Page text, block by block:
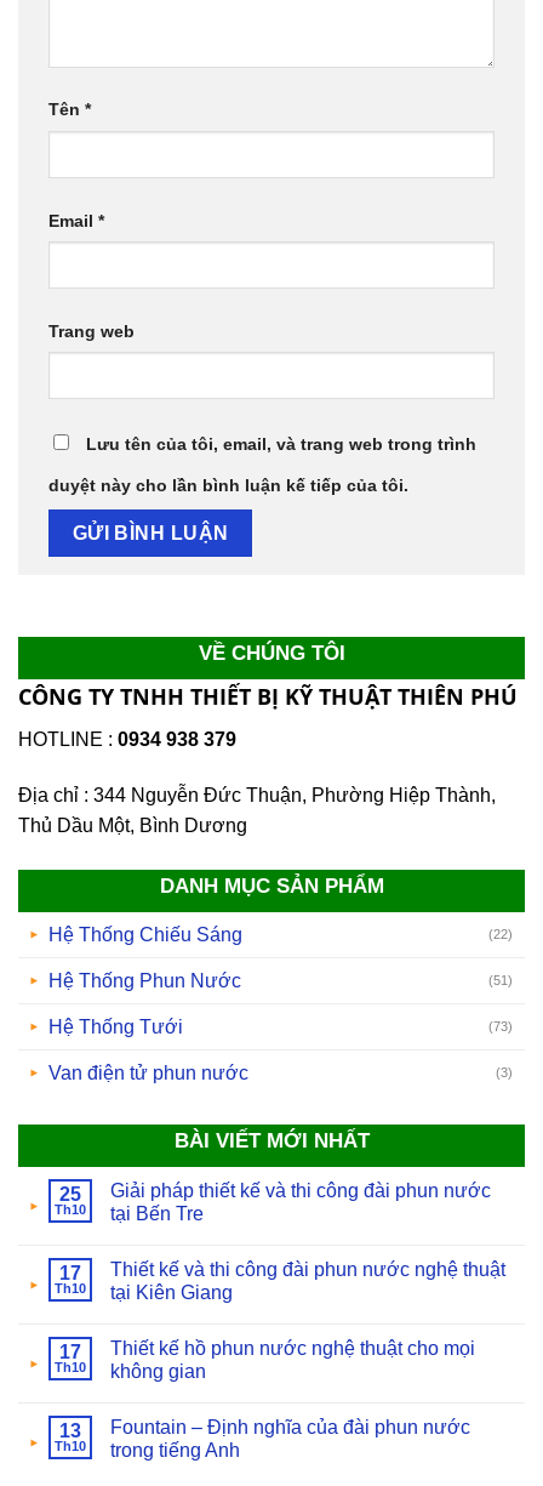
Tên *
Email *
Trang web
Lưu tên của tôi, email, và trang web trong trình
duyệt này cho lần bình luận kế tiếp của tôi.
VỀ CHÚNG TÔI
CÔNG TY TNHH THIẾT BỊ KỸ THUẬT THIÊN PHÚ
HOTLINE : 0934 938 379
Địa chỉ : 344 Nguyễn Đức Thuận, Phường Hiệp Thành,
Thủ Dầu Một, Bình Dương
DANH MỤC SẢN PHẨM
Hệ Thống Chiếu Sáng (22)
Hệ Thống Phun Nước (51)
Hệ Thống Tưới (73)
Van điện tử phun nước (3)
BÀI VIẾT MỚI NHẤT
25
Th10
Giải pháp thiết kế và thi công đài phun nước
tại Bến Tre
17
Th10
Thiết kế và thi công đài phun nước nghệ thuật
tại Kiên Giang
17
Th10
Thiết kế hồ phun nước nghệ thuật cho mọi
không gian
13
Th10
Fountain – Định nghĩa của đài phun nước
trong tiếng Anh